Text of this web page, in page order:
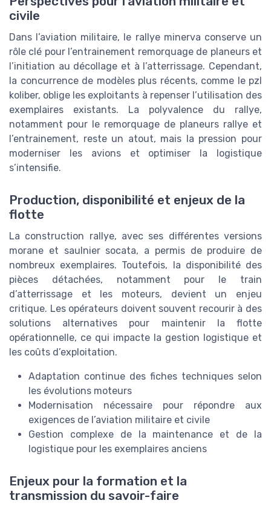
civile
Dans l’aviation militaire, le rallye minerva conserve un
rôle clé pour l’entrainement remorquage de planeurs et
l’initiation au décollage et à l’atterrissage. Cependant,
la concurrence de modèles plus récents, comme le pzl
koliber, oblige les exploitants à repenser l’utilisation des
exemplaires existants. La polyvalence du rallye,
notamment pour le remorquage de planeurs rallye et
l’entrainement, reste un atout, mais la pression pour
moderniser les avions et optimiser la logistique
s’intensifie.
Production, disponibilité et enjeux de la
flotte
La construction rallye, avec ses différentes versions
morane et saulnier socata, a permis de produire de
nombreux exemplaires. Toutefois, la disponibilité des
pièces détachées, notamment pour le train
d’atterrissage et les moteurs, devient un enjeu
critique. Les opérateurs doivent souvent recourir à des
solutions alternatives pour maintenir la flotte
opérationnelle, ce qui impacte la gestion logistique et
les coûts d’exploitation.
Adaptation continue des fiches techniques selon
les évolutions moteurs
Modernisation nécessaire pour répondre aux
exigences de l’aviation militaire et civile
Gestion complexe de la maintenance et de la
logistique pour les exemplaires anciens
Enjeux pour la formation et la
transmission du savoir-faire